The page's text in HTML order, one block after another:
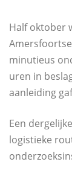
Half oktober
minutieus
uren in
aanleiding
Een
logistieke